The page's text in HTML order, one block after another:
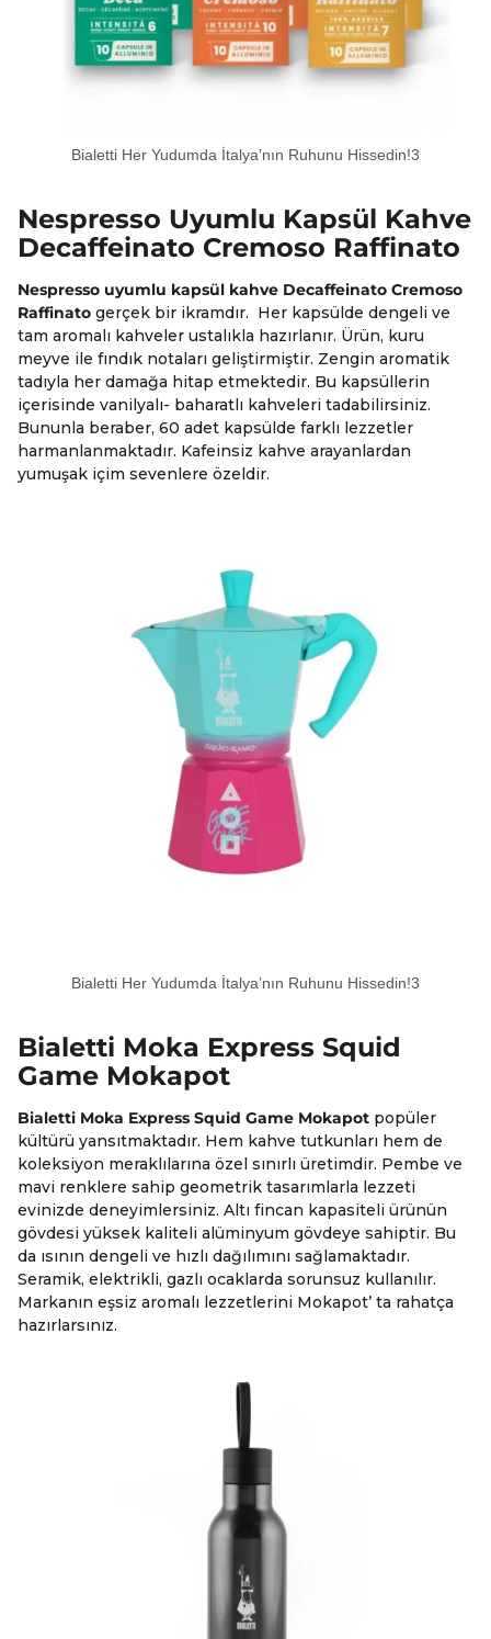
Bialetti Her Yudumda İtalya’nın Ruhunu Hissedin!3
Nespresso Uyumlu Kapsül Kahve
Decaffeinato Cremoso Raffinato
Nespresso uyumlu kapsül kahve Decaffeinato Cremoso
Raffinato gerçek bir ikramdır. Her kapsülde dengeli ve
tam aromalı kahveler ustalıkla hazırlanır. Ürün, kuru
meyve ile fındık notaları geliştirmiştir. Zengin aromatik
tadıyla her damağa hitap etmektedir. Bu kapsüllerin
içerisinde vanilyalı- baharatlı kahveleri tadabilirsiniz.
Bununla beraber, 60 adet kapsülde farklı lezzetler
harmanlanmaktadır. Kafeinsiz kahve arayanlardan
yumuşak içim sevenlere özeldir.
Bialetti Her Yudumda İtalya’nın Ruhunu Hissedin!3
Bialetti Moka Express Squid
Game Mokapot
Bialetti Moka Express Squid Game Mokapot popüler
kültürü yansıtmaktadır. Hem kahve tutkunları hem de
koleksiyon meraklılarına özel sınırlı üretimdir. Pembe ve
mavi renklere sahip geometrik tasarımlarla lezzeti
evinizde deneyimlersiniz. Altı fincan kapasiteli ürünün
gövdesi yüksek kaliteli alüminyum gövdeye sahiptir. Bu
da ısının dengeli ve hızlı dağılımını sağlamaktadır.
Seramik, elektrikli, gazlı ocaklarda sorunsuz kullanılır.
Markanın eşsiz aromalı lezzetlerini Mokapot’ ta rahatça
hazırlarsınız.